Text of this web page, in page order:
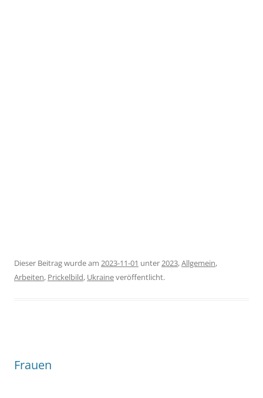
Dieser Beitrag wurde am 2023-11-01 unter2023,Allgemein,
Arbeiten, Prickelbild, Ukraineveröffentlicht.
Frauen